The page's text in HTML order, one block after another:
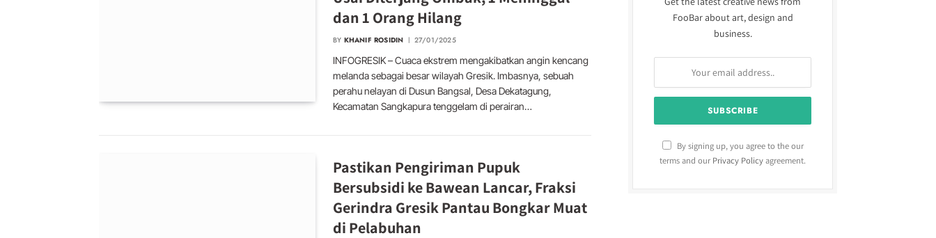
dan 1 Orang Hilang
BY KHANIF ROSIDIN 27/01/2025
INFOGRESIK – Cuaca ekstrem mengakibatkan angin kencang
melanda sebagai besar wilayah Gresik. Imbasnya, sebuah
perahu nelayan di Dusun Bangsal, Desa Dekatagung,
Kecamatan Sangkapura tenggelam di perairan…
Pastikan Pengiriman Pupuk
Bersubsidi ke Bawean Lancar, Fraksi
Gerindra Gresik Pantau Bongkar Muat
di Pelabuhan
FooBar about art, design and
business.
By signing up, you agree to the our
terms and our Privacy Policyagreement.